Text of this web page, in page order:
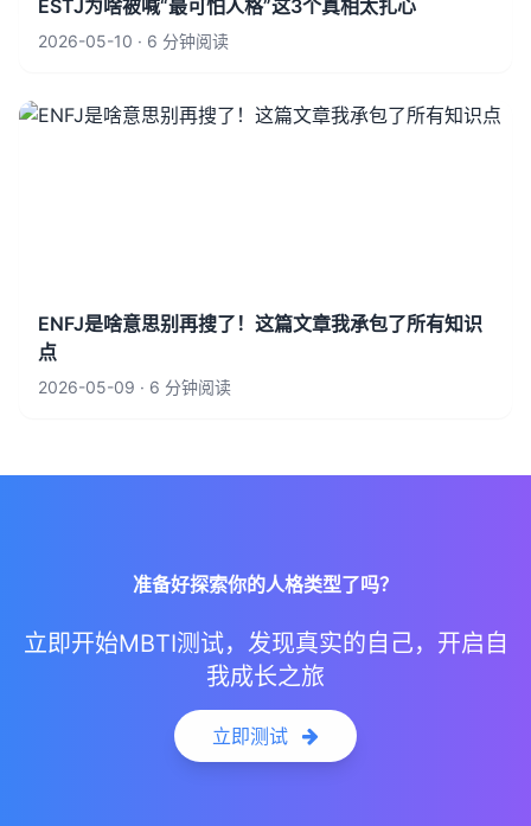
ESTJ为啥被喊“最可怕人格”这3个真相太扎心
2026-05-10 · 6 分钟阅读
ENFJ是啥意思别再搜了！这篇文章我承包了所有知识
点
2026-05-09 · 6 分钟阅读
准备好探索你的人格类型了吗？
立即开始MBTI测试，发现真实的自己，开启自
我成长之旅
立即测试